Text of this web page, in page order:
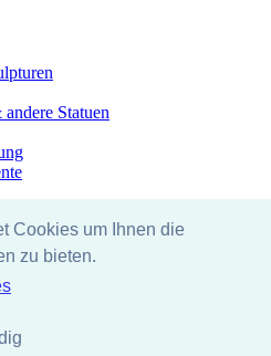
Statuen
Cookies um Ihnen die
zu bieten.